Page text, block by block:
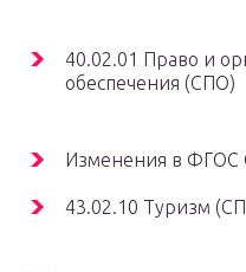
40.02.01 Право и
обеспечения (СПО)
Изменения в ФГОС
43.02.10 Туризм